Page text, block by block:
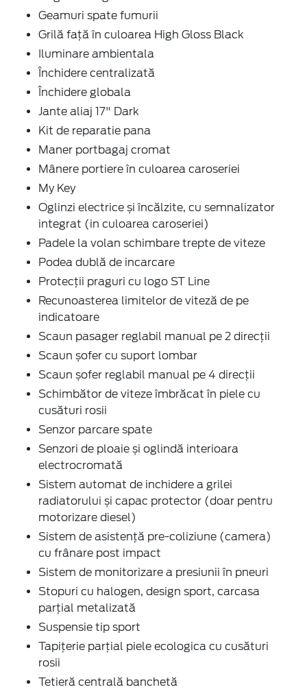
Geamuri spate fumurii
Grilă față în culoarea High Gloss Black
Iluminare ambientala
Închidere centralizată
Închidere globala
Jante aliaj 17" Dark
Kit de reparatie pana
Maner portbagaj cromat
Mânere portiere în culoarea caroseriei
My Key
Oglinzi electrice și încălzite, cu semnalizator
integrat (in culoarea caroseriei)
Padele la volan schimbare trepte de viteze
Podea dublă de incarcare
Protecţii praguri cu logo ST Line
Recunoasterea limitelor de viteză de pe
indicatoare
Scaun pasager reglabil manual pe 2 direcţii
Scaun șofer cu suport lombar
Scaun șofer reglabil manual pe 4 direcţii
Schimbător de viteze îmbrăcat în piele cu
cusături rosii
Senzor parcare spate
Senzori de ploaie și oglindă interioara
electrocromată
Sistem automat de inchidere a grilei
radiatorului și capac protector (doar pentru
motorizare diesel)
Sistem de asistență pre-coliziune (camera)
cu frânare post impact
Sistem de monitorizare a presiunii în pneuri
Stopuri cu halogen, design sport, carcasa
parţial metalizată
Suspensie tip sport
Tapițerie parţial piele ecologica cu cusături
rosii
Tetieră centrală banchetă